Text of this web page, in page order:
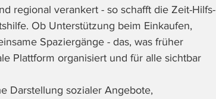
regional verankert - so schafft die Zeit-Hilfs-
Ob Unterstützung beim Einkaufen,
Spaziergänge - das, was früher
Plattform organisiert und für alle sichtbar
Darstellung sozialer Angebote,